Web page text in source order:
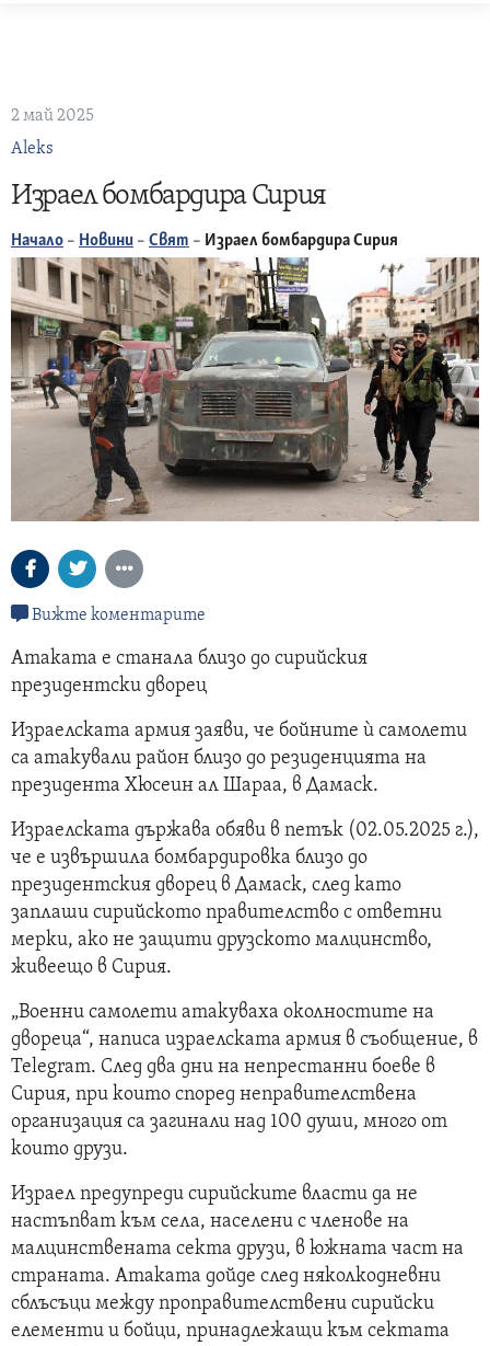
2 май 2025
Aleks
Израел бомбардира Сирия
Начало – Новини – Свят – Израел бомбардира Сирия
Вижте коментарите
Атаката е станала близо до сирийския
президентски дворец
Израелската армия заяви, че бойните ѝ самолети
са атакували район близо до резиденцията на
президента Хюсеин ал Шараа, в Дамаск.
Израелската държава обяви в петък (02.05.2025 г.),
че е извършила бомбардировка близо до
президентския дворец в Дамаск, след като
заплаши сирийското правителство с ответни
мерки, ако не защити друзското малцинство,
живеещо в Сирия.
„Военни самолети атакуваха околностите на
двореца“, написа израелската армия в съобщение, в
Telegram. След два дни на непрестанни боеве в
Сирия, при които според неправителствена
организация са загинали над 100 души, много от
които друзи.
Израел предупреди сирийските власти да не
настъпват към села, населени с членове на
малцинствената секта друзи, в южната част на
страната. Атаката дойде след няколкодневни
сблъсъци между проправителствени сирийски
елементи и бойци, принадлежащи към сектата